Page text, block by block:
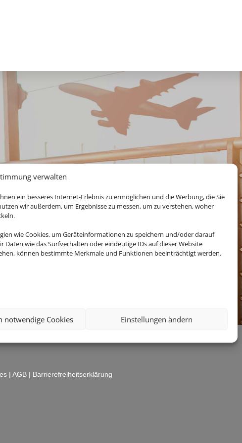
verwalten
ein besseres Internet-Erlebnis zu ermöglichen und die Werbung, die Sie
wir außerdem, um Ergebnisse zu messen, um zu verstehen, woher
wie Cookies, um Geräteinformationen zu speichern und/oder darauf
wie das Surfverhalten oder eindeutige IDs auf dieser Website
können bestimmte Merkmale und Funktionen beeinträchtigt werden.
notwendige Cookies Einstellungen ändern
|AGB | Barrierefreiheitserklärung